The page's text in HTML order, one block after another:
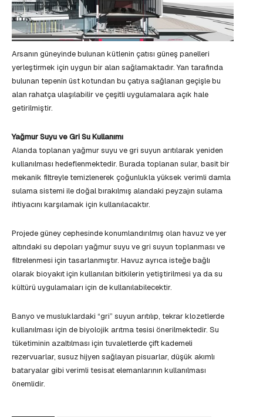
Arsanın güneyinde bulunan kütlenin çatısı güneş panelleri
yerleştirmek için uygun bir alan sağlamaktadır. Yan tarafında
bulunan tepenin üst kotundan bu çatıya sağlanan geçişle bu
alan rahatça ulaşılabilir ve çeşitli uygulamalara açık hale
getirilmiştir.
Yağmur Suyu ve Gri Su Kullanımı
Alanda toplanan yağmur suyu ve gri suyun arıtılarak yeniden
kullanılması hedeflenmektedir. Burada toplanan sular, basit bir
mekanik filtreyle temizlenerek çoğunlukla yüksek verimli damla
sulama sistemi ile doğal bırakılmış alandaki peyzajın sulama
ihtiyacını karşılamak için kullanılacaktır.
Projede güney cephesinde konumlandırılmış olan havuz ve yer
altındaki su depoları yağmur suyu ve gri suyun toplanması ve
filtrelenmesi için tasarlanmıştır. Havuz ayrıca isteğe bağlı
olarak bioyakıt için kullanılan bitkilerin yetiştirilmesi ya da su
kültürü uygulamaları için de kullanılabilecektir.
Banyo ve musluklardaki “gri” suyun arıtılıp, tekrar klozetlerde
kullanılması için de biyolojik arıtma tesisi önerilmektedir. Su
tüketiminin azaltılması için tuvaletlerde çift kademeli
rezervuarlar, susuz hijyen sağlayan pisuarlar, düşük akımlı
bataryalar gibi verimli tesisat elemanlarının kullanılması
önemlidir.